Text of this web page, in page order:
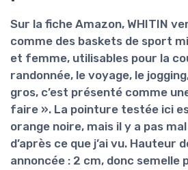
Sur la fiche Amazon, WHITIN
comme des baskets de sport
et femme, utilisables pour la
randonnée, le voyage, le
gros, c’est présenté comme
faire ». La pointure testée ici
orange noire, mais il y a pas
d’après ce que j’ai vu. Hauteur
annoncée : 2 cm, donc